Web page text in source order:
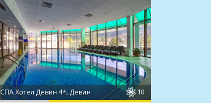
СПА Хотел Девин 4*, Девин 10